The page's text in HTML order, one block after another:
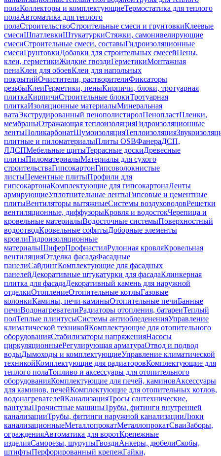
полаКоллекторы и комплектующиеТермостатика для теплого
полаАвтоматика для теплого
полаСтроительствоСтроительные смеси и грунтовкиКлеевые
смесиШпатлевкиШтукатуркиСтяжки, самонивелирующие
смесиСтроительные смеси, составыГидроизоляционные
смесиГрунтовкиДобавки для строительных смесейПены,
клеи, герметикиЖидкие гвоздиГерметикиМонтажная
пенаКлеи для обоевКлеи для напольных
покрытийОчистители, растворителиФиксаторы
резьбыКлеиГерметики, пеныКирпичи, блоки, тротуарная
плиткаКирпичиСтроительные блокиТротуарная
плиткаИзоляционные материалыМинеральная
ватаЭкструдированный пенополистиролПенопластПленки,
мембраныОтражающая теплоизоляцияГидроизоляционные
лентыПоликарбонатШумоизоляцияТеплоизоляция
плитные и пиломатериалыПлиты OSBФанераДСП,
ЛДСПМебельные щитыТеррасные доскиДревесные
плитыПиломатериалыМатериалы для сухого
строительстваГипсокартонГипсоволокнистые
листыЦементные плитыПрофили для
гипсокартонаКомплектующие для гипсокартонаЛенты
армирующиеУплотнительные лентыГипсовые и цементные
плитыВентиляторы вытяжныеСистемы воздуховодовРешетки
вентиляционные, диффузорыКровля и водостокЧерепица и
кровельные материалыВодосточные системыПоверхностный
водоотводКровельные софитыДоборные элементы
кровлиГидроизоляционные
материалыШиферПрофнастилРулонная кровляКровельная
вентиляцияОтделка фасадаФасадные
панелиСайдингКомплектующие для фасадных
панелейДекоративные штукатурки для фасадаКлинкерная
плитка для фасадаДекоративный камень для наружной
отделкиОтоплениеОтопительные котлыГазовые
колонкиКамины, печи-каминыОтопительные печиБанные
печиВодонагревателиРадиаторы отопления, батареиТеплый
полТеплые плинтусыСистемы антиобледененияУправление
климатической техникойКомплектующие для отопительного
оборудованияСтабилизаторы напряженияНасосы
циркуляционныеРегулирующая арматураОтвод и подвод
водыДымоходы и комплектующиеУправление климатической
техникойКомплектующие для радиаторовКомплектующие для
теплого полаТопливо и аксессуары для отопительного
оборудованияКомплектующие для печей, каминовАксессуары
для каминов, печейКомплектующие для отопительных котлов,
водонагревателейКанализацияТросы сантехнические,
вантузыПрочистные машиныТрубы, фитинги внутренней
канализацииТрубы, фитинги наружной канализацииЛюки
канализационныеМеталлопрокатМеталлопрокатСваиЗаборы,
огражденияАвтоматика для воротКрепежные
изделияСаморезы, шурупыГвоздиАнкеры, дюбелиСкобы,
штифтыПерфорированный крепежГайки,